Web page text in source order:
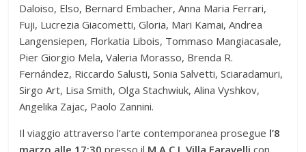
Daloiso, Elso, Bernard Embacher, Anna Maria Ferrari,
Fuji, Lucrezia Giacometti, Gloria, Mari Kamai, Andrea
Langensiepen, Florkatia Libois, Tommaso Mangiacasale,
Pier Giorgio Mela, Valeria Morasso, Brenda R.
Fernández, Riccardo Salusti, Sonia Salvetti, Sciaradamuri,
Sirgo Art, Lisa Smith, Olga Stachwiuk, Alina Vyshkov,
Angelika Zajac, Paolo Zannini.
Il viaggio attraverso l’arte contemporanea prosegue l’8
marzo alle 17:30presso il M.A.C.I. Villa Faravelli con